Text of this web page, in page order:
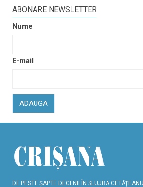
ABONARE NEWSLETTER
Nume
E-mail
ADAUGA
DE PESTE ŞAPTE DECENII ÎN SLUJBA